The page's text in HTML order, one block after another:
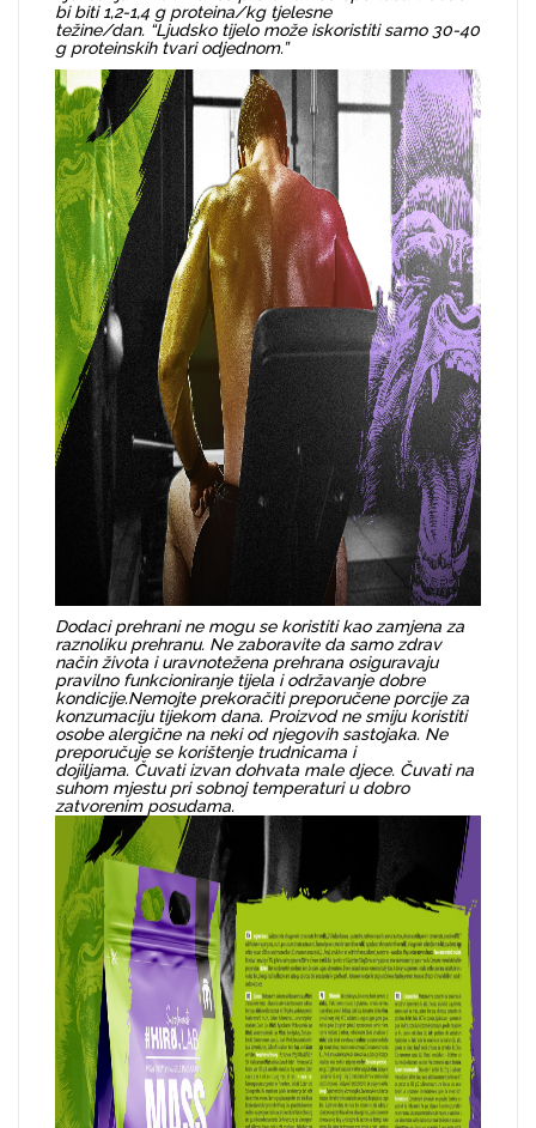
bi biti 1,2-1,4 g proteina/kg tjelesne
težine/dan. “Ljudsko tijelo može iskoristiti samo 30-40
g proteinskih tvari odjednom.”
Dodaci prehrani ne mogu se koristiti kao zamjena za
raznoliku prehranu. Ne zaboravite da samo zdrav
način života i uravnotežena prehrana osiguravaju
pravilno funkcioniranje tijela i održavanje dobre
kondicije.Nemojte prekoračiti preporučene porcije za
konzumaciju tijekom dana. Proizvod ne smiju koristiti
osobe alergične na neki od njegovih sastojaka. Ne
preporučuje se korištenje trudnicama i
dojiljama. Čuvati izvan dohvata male djece. Čuvati na
suhom mjestu pri sobnoj temperaturi u dobro
zatvorenim posudama.